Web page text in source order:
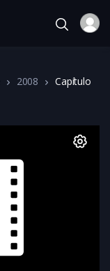
2008
Capítulo